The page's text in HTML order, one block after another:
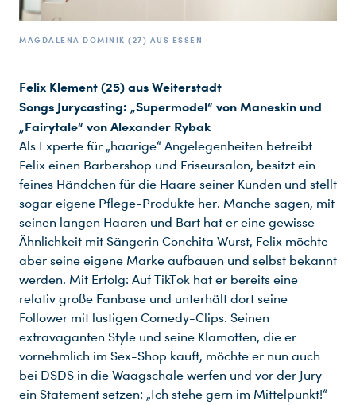
MAGDALENA DOMINIK (27) AUS ESSEN
Felix Klement (25) aus Weiterstadt
Songs Jurycasting: „Supermodel“ von Maneskin und
„Fairytale“ von Alexander Rybak
Als Experte für „haarige“ Angelegenheiten betreibt
Felix einen Barbershop und Friseursalon, besitzt ein
feines Händchen für die Haare seiner Kunden und stellt
sogar eigene Pflege-Produkte her. Manche sagen, mit
seinen langen Haaren und Bart hat er eine gewisse
Ähnlichkeit mit Sängerin Conchita Wurst, Felix möchte
aber seine eigene Marke aufbauen und selbst bekannt
werden. Mit Erfolg: Auf TikTok hat er bereits eine
relativ große Fanbase und unterhält dort seine
Follower mit lustigen Comedy-Clips. Seinen
extravaganten Style und seine Klamotten, die er
vornehmlich im Sex-Shop kauft, möchte er nun auch
bei DSDS in die Waagschale werfen und vor der Jury
ein Statement setzen: „Ich stehe gern im Mittelpunkt!“